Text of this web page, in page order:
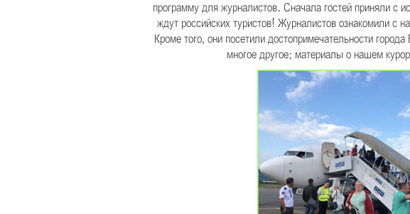
программу для журналистов. Сначала гостей приняли с
ждут российских туристов! Журналистов ознакомили с
Кроме того, они посетили достопримечательности
многое другое; материалы о нашем